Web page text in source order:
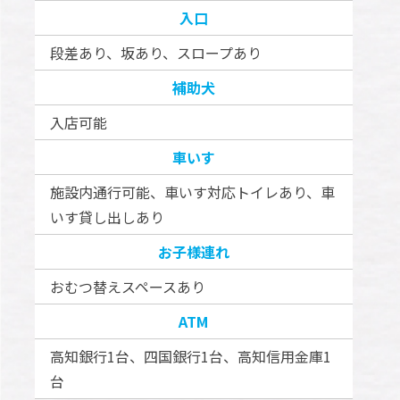
入口
段差あり、坂あり、スロープあり
補助犬
入店可能
車いす
施設内通行可能、車いす対応トイレあり、車
いす貸し出しあり
お子様連れ
おむつ替えスペースあり
ATM
高知銀行1台、四国銀行1台、高知信用金庫1
台